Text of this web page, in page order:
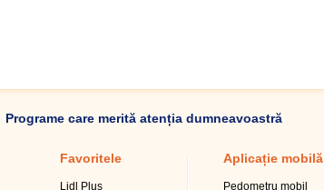
Programe care merită atenția dumneavoastră
Favoritele
Lidl Plus
Aplicație mobilă
Pedometru mobil